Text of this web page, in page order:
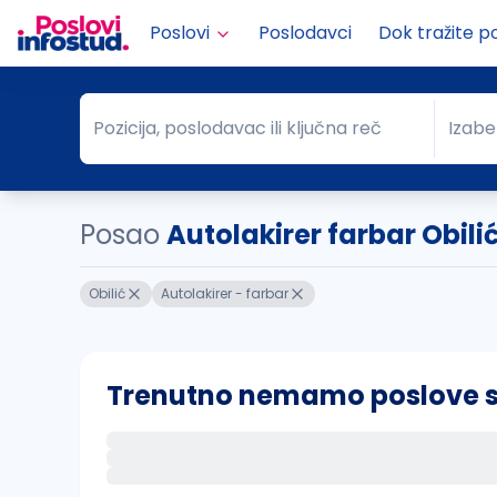
Poslovi Poslodavci Dok tražite
Pozicija, poslodavac ili ključna reč
Pozicija, poslodavac ili ključna reč Grad
PosaoAutolakirer farbar
Obilić Autolakirer - farbar
Trenutno nemamo poslove